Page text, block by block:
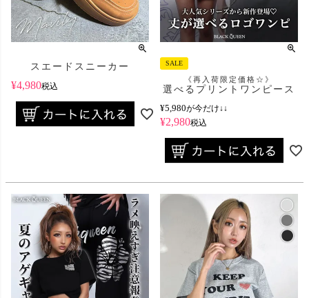
スエードスニーカー
¥4,980税込
SALE
《再入荷限定価格☆》
選べるプリントワンピース
¥5,980が今だけ↓↓
¥2,980税込